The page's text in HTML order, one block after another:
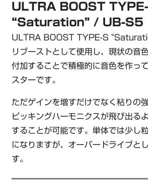
ULTRA BOOST
“Saturation” / UB-S5
ULTRA BOOST TYPE-S
リブーストとして使用し、現状の音
付加することで積極的に音色を作っ
スターです。
ただゲインを増すだけでなく粘りの
ピッキングハーモニクスが飛び出る
することが可能です。 単体では少し
になりますが、オーバードライブと
す。